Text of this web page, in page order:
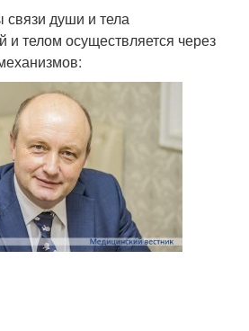
души и тела
и телом осуществляется через